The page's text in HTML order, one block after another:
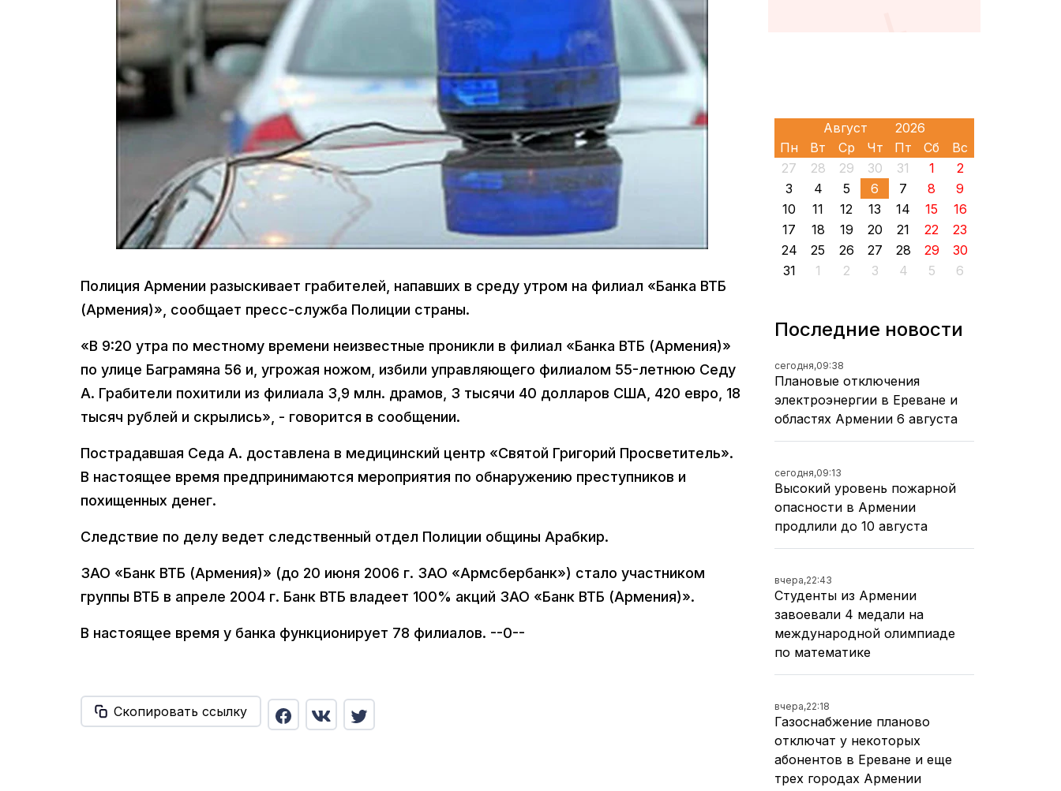
Полиция Армении разыскивает грабителей, напавших в среду утром на филиал «Банка ВТБ
(Армения)», сообщает пресс-служба Полиции страны.
«В 9:20 утра по местному времени неизвестные проникли в филиал «Банка ВТБ (Армения)»
по улице Баграмяна 56 и, угрожая ножом, избили управляющего филиалом 55-летнюю Седу
А. Грабители похитили из филиала 3,9 млн. драмов, 3 тысячи 40 долларов США, 420 евро, 18
тысяч рублей и скрылись», - говорится в сообщении.
Пострадавшая Седа А. доставлена в медицинский центр «Святой Григорий Просветитель».
В настоящее время предпринимаются мероприятия по обнаружению преступников и
похищенных денег.
Следствие по делу ведет следственный отдел Полиции общины Арабкир.
ЗАО «Банк ВТБ (Армения)» (до 20 июня 2006 г. ЗАО «Армсбербанк») стало участником
группы ВТБ в апреле 2004 г. Банк ВТБ владеет 100% акций ЗАО «Банк ВТБ (Армения)».
В настоящее время у банка функционирует 78 филиалов. --0--
Скопировать ссылку
Пн Вт Ср Чт Пт Сб
Вс
27
28 29 30 31 1
2
3
4 5 6 7 8
9
10
11 12 13 14 15
16
17
18 19 20 21 22
23
24
25 26 27 28 29
30
31
1 2 3 4 5 6
Последние новости
сегодня,09:38
Плановые отключения
электроэнергии в Ереване и
областях Армении 6 августа
сегодня,09:13
Высокий уровень пожарной
опасности в Армении
продлили до 10 августа
вчера,22:43
Студенты из Армении
завоевали 4 медали на
международной олимпиаде
по математике
вчера,22:18
Газоснабжение планово
отключат у некоторых
абонентов в Ереване и еще
трех городах Армении